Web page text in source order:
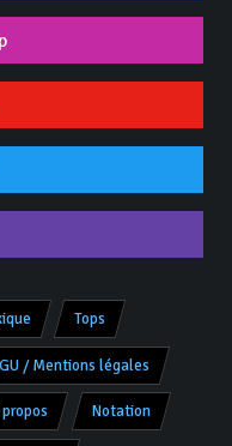
Tops
/ Mentions légales
Notation